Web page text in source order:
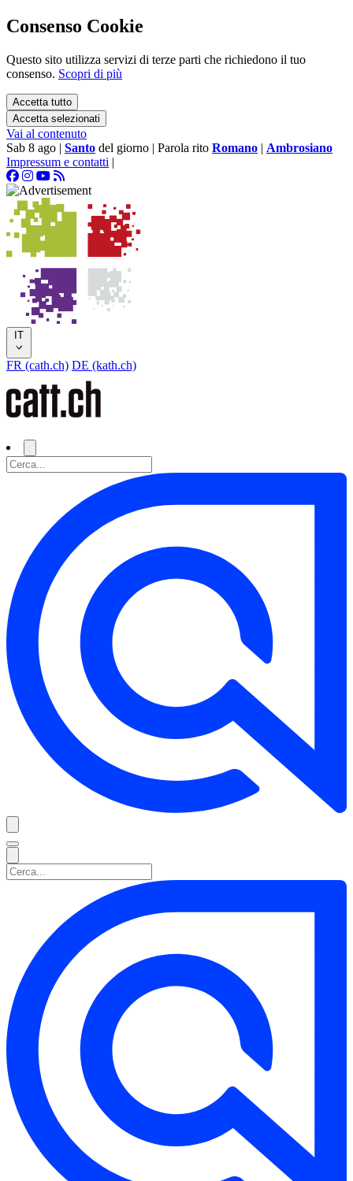
Consenso Cookie
Questo sito utilizza servizi di terze parti che richiedono il tuo
consenso. Scopri di più
Accetta tutto
Accetta selezionati
Vai al contenuto
Sab 8 ago | Santo del giorno | Parola rito Romano | Ambrosiano
Impressum e contatti |
IT
FR (cath.ch) DE (kath.ch)